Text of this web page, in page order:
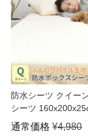
防水シーツ クイー
シーツ
通常価格 ¥4,980